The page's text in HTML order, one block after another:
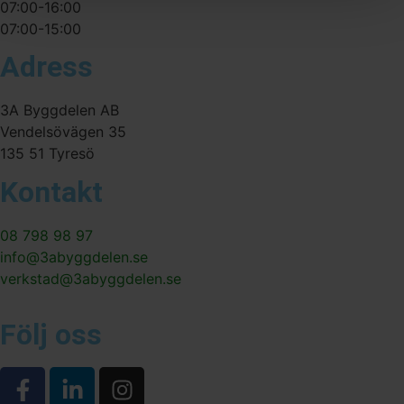
07:00-16:00
07:00-15:00
Adress
3A Byggdelen AB
Vendelsövägen 35
135 51 Tyresö
Kontakt
08 798 98 97
info@3abyggdelen.se
verkstad@3abyggdelen.se
Följ oss